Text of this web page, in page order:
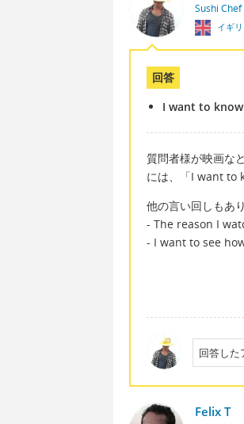
Sushi
イギ
回答
I want to
質問者様が映画な
には、「I want to
他の言い回しもあ
- The reason I
- I want to see
回答した
Felix T